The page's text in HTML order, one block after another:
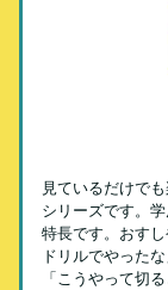
見ているだけで
シリーズです。
特長です。おす
ドリルでやった
「こうやって切